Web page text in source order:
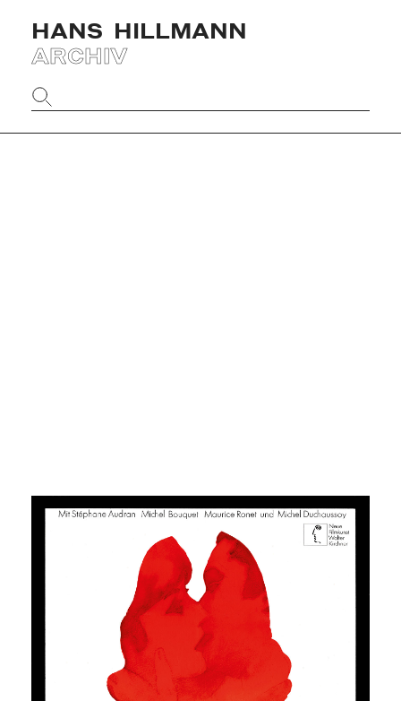
HANS HILLMANN
ARCHIV
Website
durchsuchen